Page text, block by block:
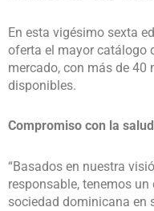
En esta vigésimo sexta
oferta el mayor catálogo
mercado, con más de 40
disponibles.
Compromiso con la
“Basados en nuestra
responsable, tenemos
sociedad dominicana en